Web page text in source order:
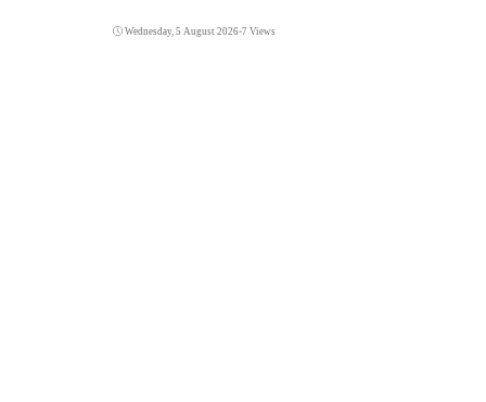
Wednesday, 5 August 2026•7 Views